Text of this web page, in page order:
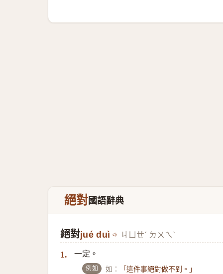
絕對國語辭典
絕對jué duì ㄐㄩㄝˊ ㄉㄨㄟˋ
1. 一定。
例如 如： 「這件事絕對做不到。」